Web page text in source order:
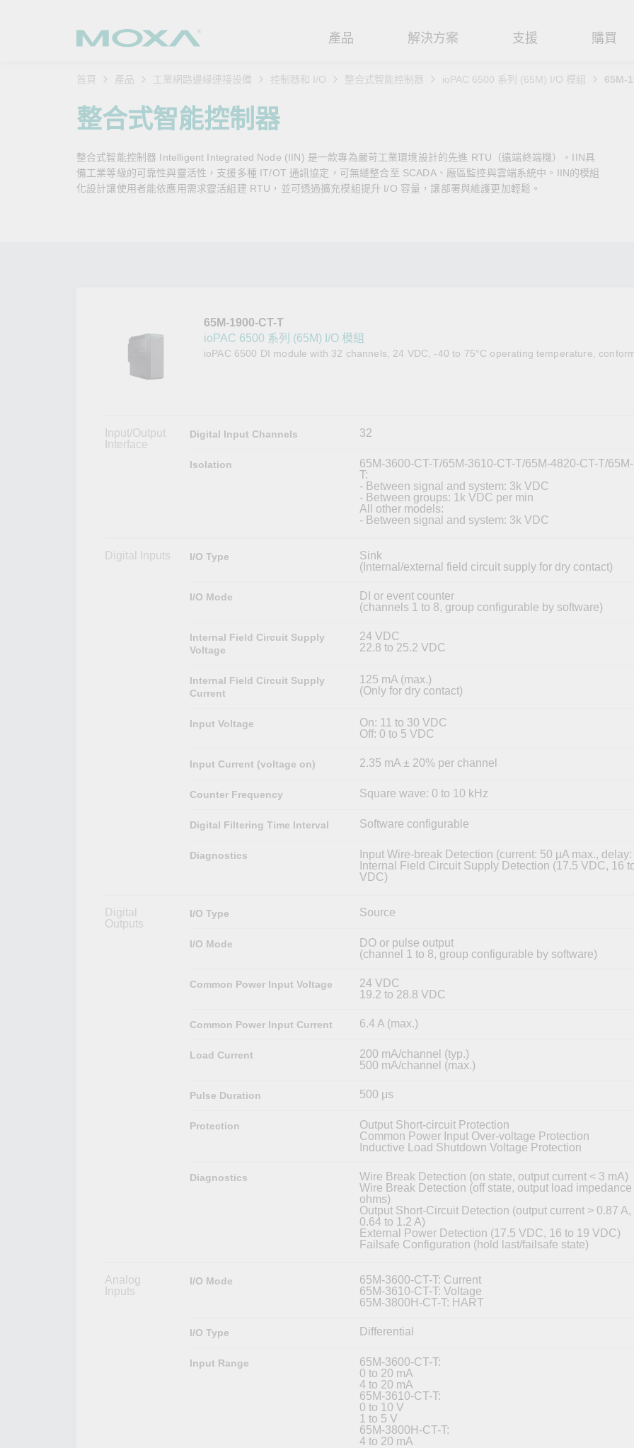
產品
安全路由器
無線 AP/橋接器/用戶端
網路安全設備
串列轉接器
協定閘道器
解決方案
軌道運輸
電力能源
時效性網路 (TSN)
單對乙太網路 (SPE)
強化 OT 網路安全
支援
產品 FAQs
安全公告
保固政策
購買
緣起與創新
客戶經驗與成功
新聞與活動
創造永續價值
首頁 產品 工業網路邊緣連接設備 控制器和 I/O 整合式智能控制器 ioPAC 6500 系列 (65M) I/O 模組 65M-
整合式智能控制器
整合式智能控制器 Intelligent Integrated Node (IIN) 是一款專為嚴苛工業環境設計的先進 RTU（遠端終端機）。IIN具
備工業等級的可靠性與靈活性，支援多種 IT/OT 通訊協定，可無縫整合至 SCADA、廠區監控與雲端系統中。IIN的模組
化設計讓使用者能依應用需求靈活組建 RTU，並可透過擴充模組提升 I/O 容量，讓部署與維護更加輕鬆。
65M-1900-CT-T
ioPAC 6500 系列 (65M) I/O 模組
ioPAC 6500 DI module with 32 channels, 24 VDC, -40 to 75°C operating temperature,
Input/Output
Interface
Digital Input Channels 32
Isolation
65M-3600-CT-T/65M-3610-CT-T/65M-4820-CT-T/
T:
- Between signal and system: 3k VDC
- Between groups: 1k VDC per min
All other models:
- Between signal and system: 3k VDC
Digital Inputs I/O Type
Sink
(Internal/external field circuit supply for dry contact)
I/O Mode
DI or event counter
(channels 1 to 8, group configurable by software)
Internal Field Circuit Supply
Voltage
24 VDC
22.8 to 25.2 VDC
Internal Field Circuit Supply
Current
125 mA (max.)
(Only for dry contact)
Input Voltage
On: 11 to 30 VDC
Off: 0 to 5 VDC
Input Current (voltage on) 2.35 mA ± 20% per channel
Counter Frequency Square wave: 0 to 10 kHz
Digital Filtering Time Interval Software configurable
Diagnostics
Input Wire-break Detection (current: 50 µA max., delay:
Internal Field Circuit Supply Detection (17.5 VDC, 16
VDC)
Digital
Outputs
I/O Type Source
I/O Mode
DO or pulse output
(channel 1 to 8, group configurable by software)
Common Power Input Voltage
24 VDC
19.2 to 28.8 VDC
Common Power Input Current 6.4 A (max.)
Load Current
200 mA/channel (typ.)
500 mA/channel (max.)
Pulse Duration 500 μs
Protection
Output Short-circuit Protection
Common Power Input Over-voltage Protection
Inductive Load Shutdown Voltage Protection
Diagnostics
Wire Break Detection (on state, output current < 3 mA)
Wire Break Detection (off state, output load
ohms)
Output Short-Circuit Detection (output current > 0.87 A,
0.64 to 1.2 A)
External Power Detection (17.5 VDC, 16 to 19 VDC)
Failsafe Configuration (hold last/failsafe state)
Analog
Inputs
I/O Mode
65M-3600-CT-T: Current
65M-3610-CT-T: Voltage
65M-3800H-CT-T: HART
I/O Type Differential
Input Range
65M-3600-CT-T:
0 to 20 mA
4 to 20 mA
65M-3610-CT-T:
0 to 10 V
1 to 5 V
65M-3800H-CT-T:
4 to 20 mA